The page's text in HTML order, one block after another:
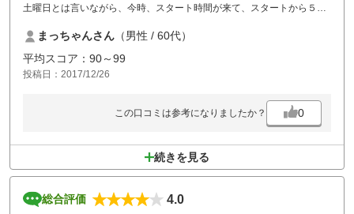
土曜日とは言いながら、今時、スタート時間が来て、スタートから５組
コースの手入れも悪く、グリーンは、凸凹。おまけに、それほどお安く
もないのですから、幹事をやって、皆から大クレーム。
まずは、人数 入れ過ぎです。それと、よりコースの手入れを望みま
す。
まっちゃんさん （男性 / 60代）
平均スコア：90～99
投稿日：2017/12/26
この口コミは参考になりましたか？ 0
続きを見る
総合評価
4.0